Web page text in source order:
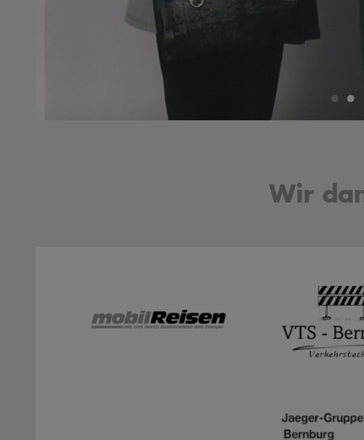
• •
Wir